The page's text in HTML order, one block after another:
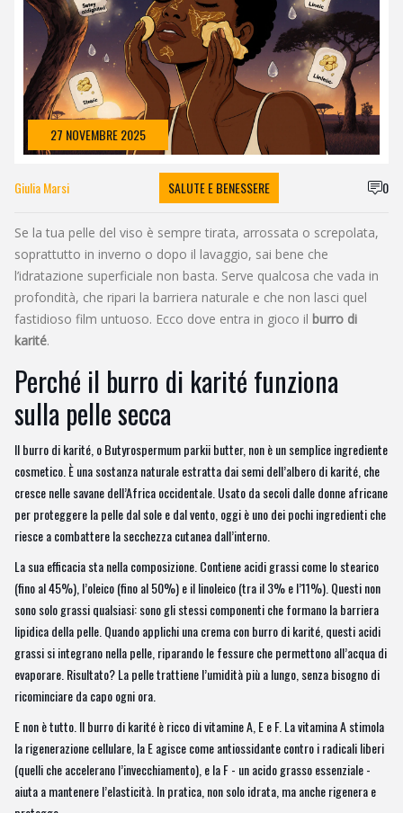
27 NOVEMBRE 2025
Giulia Marsi SALUTE E BENESSERE 0
Se la tua pelle del viso è sempre tirata, arrossata o screpolata,
soprattutto in inverno o dopo il lavaggio, sai bene che
l’idratazione superficiale non basta. Serve qualcosa che vada in
profondità, che ripari la barriera naturale e che non lasci quel
fastidioso film untuoso. Ecco dove entra in gioco il burro di
karité.
Perché il burro di karité funziona
sulla pelle secca
Il burro di karité, o Butyrospermum parkii butter, non è un semplice ingrediente
cosmetico. È una sostanza naturale estratta dai semi dell’albero di karité, che
cresce nelle savane dell’Africa occidentale. Usato da secoli dalle donne africane
per proteggere la pelle dal sole e dal vento, oggi è uno dei pochi ingredienti che
riesce a combattere la secchezza cutanea dall’interno.
La sua efficacia sta nella composizione. Contiene acidi grassi come lo stearico
(fino al 45%), l’oleico (fino al 50%) e il linoleico (tra il 3% e l’11%). Questi non
sono solo grassi qualsiasi: sono gli stessi componenti che formano la barriera
lipidica della pelle. Quando applichi una crema con burro di karité, questi acidi
grassi si integrano nella pelle, riparando le fessure che permettono all’acqua di
evaporare. Risultato? La pelle trattiene l’umidità più a lungo, senza bisogno di
ricominciare da capo ogni ora.
E non è tutto. Il burro di karité è ricco di vitamine A, E e F. La vitamina A stimola
la rigenerazione cellulare, la E agisce come antiossidante contro i radicali liberi
(quelli che accelerano l’invecchiamento), e la F - un acido grasso essenziale -
aiuta a mantenere l’elasticità. In pratica, non solo idrata, ma anche rigenera e